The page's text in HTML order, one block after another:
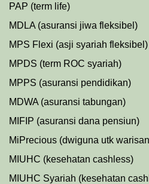
PAP (term life)
MDLA (asuransi jiwa fleksibel)
MPS Flexi (asji syariah fleksibel)
MPDS (term ROC syariah)
MPPS (asuransi pendidikan)
MDWA (asuransi tabungan)
MIFIP (asuransi dana pensiun)
MiPrecious (dwiguna utk
MIUHC (kesehatan cashless)
MIUHC Syariah (kesehatan